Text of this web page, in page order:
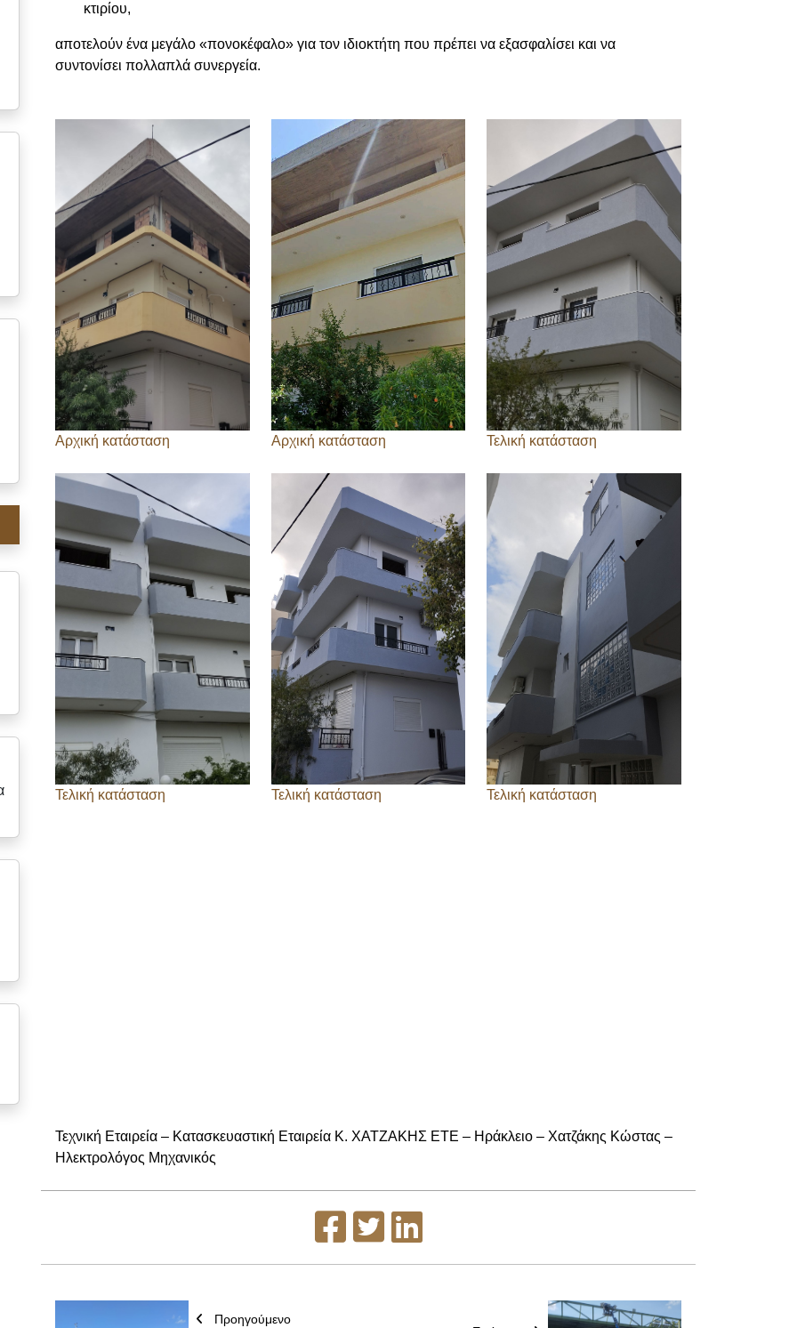
κτιρίου,
αποτελούν ένα μεγάλο «πονοκέφαλο» για τον ιδιοκτήτη που πρέπει να εξασφαλίσει και να
συντονίσει πολλαπλά συνεργεία.
Αρχική κατάσταση Αρχική κατάσταση Τελική κατάσταση
Τελική κατάσταση Τελική κατάσταση Τελική κατάσταση
Τεχνική Εταιρεία – Κατασκευαστική Εταιρεία Κ. ΧΑΤΖΑΚΗΣ ΕΤΕ – Ηράκλειο – Χατζάκης Κώστας –
Ηλεκτρολόγος Μηχανικός
Προηγούμενο